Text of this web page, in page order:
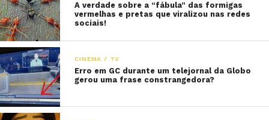
A verdade sobre a “fábula” das formigas
vermelhas e pretas que viralizou nas redes
sociais!
CINEMA / TV
Erro em GC durante um telejornal da Globo
gerou uma frase constrangedora?